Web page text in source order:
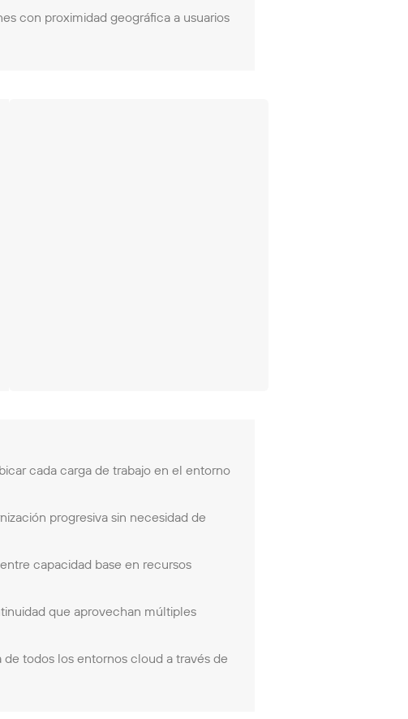
con proximidad geográfica a usuarios
cada carga de trabajo en el entorno
progresiva sin necesidad de
capacidad base en recursos
que aprovechan múltiples
todos los entornos cloud a través de